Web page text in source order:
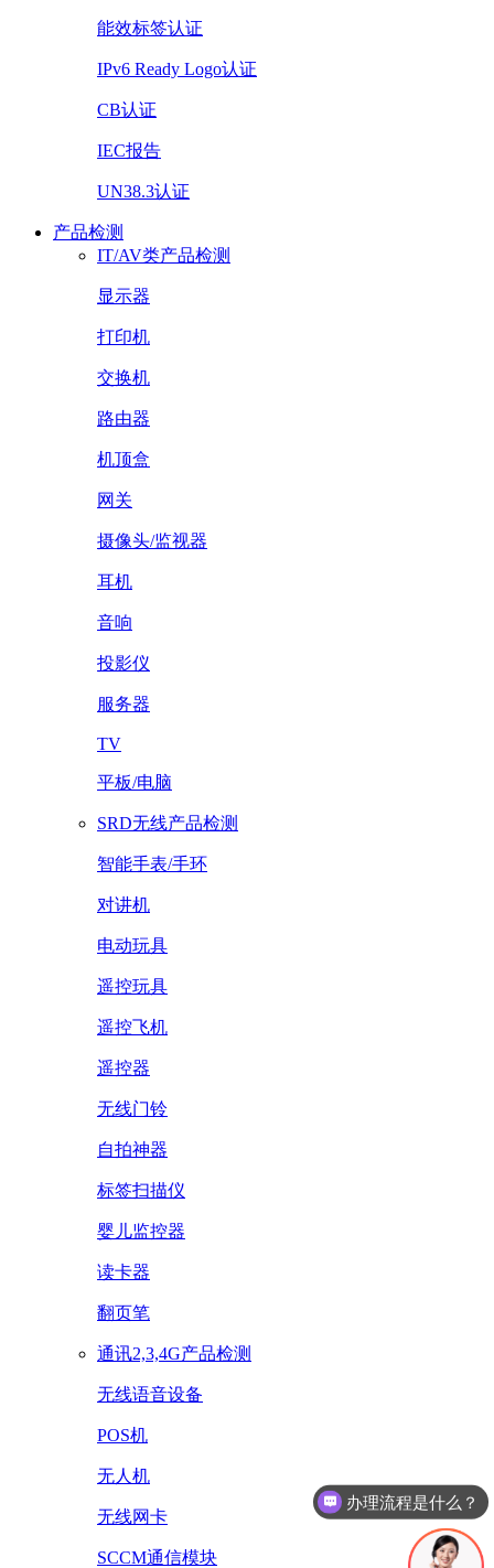
能效标签认证
IPv6 Ready Logo认证
CB认证
IEC报告
UN38.3认证
产品检测
IT/AV类产品检测
显示器
打印机
交换机
路由器
机顶盒
网关
摄像头/监视器
耳机
音响
投影仪
服务器
TV
平板/电脑
SRD无线产品检测
智能手表/手环
对讲机
电动玩具
遥控玩具
遥控飞机
遥控器
无线门铃
自拍神器
标签扫描仪
婴儿监控器
读卡器
翻页笔
通讯2,3,4G产品检测
无线语音设备
POS机
无人机
无线网卡
SCCM通信模块
怎么办理认证？